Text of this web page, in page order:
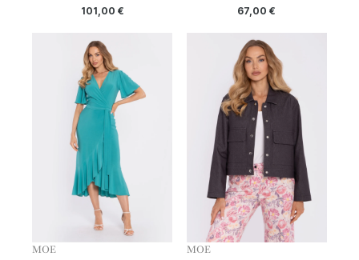
101,00 € 67,00€
MOE MOE